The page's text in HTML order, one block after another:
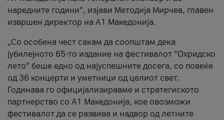
наредните години“, изјави Методија Мирчев, главен
извршен директор на A1 Македонија.
„Со особена чест сакам да соопштам дека
јубилејното 65-то издание на фестивалот “Охридско
лето” беше едно од најуспешните досега, со повеќе
од 36 концерти и уметници од целиот свет.
Годинава го официјализиравме и стратегиското
партнерство со А1 Македонија, кое овозможи
фестивалот да се развива и надвор од летните